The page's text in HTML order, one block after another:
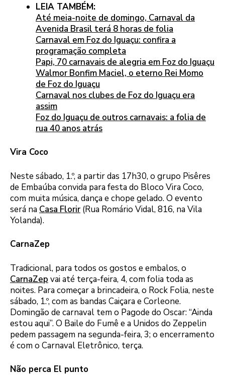
LEIA TAMBÉM:
Até meia-noite de domingo, Carnaval da
Avenida Brasil terá 8 horas de folia
Carnaval em Foz do Iguaçu: confira a
programação completa
Papi, 70 carnavais de alegria em Foz do Iguaçu
Walmor Bonfim Maciel, o eterno Rei Momo
de Foz do Iguaçu
Carnaval nos clubes de Foz do Iguaçu era
assim
Foz do Iguaçu de outros carnavais: a folia de
rua 40 anos atrás
Vira Coco
Neste sábado, 1.º, a partir das 17h30, o grupo Pisêres
de Embaúba convida para festa do Bloco Vira Coco,
com muita música, dança e chope gelado. O evento
será na Casa Florir (Rua Romário Vidal, 816, na Vila
Yolanda).
CarnaZep
Tradicional, para todos os gostos e embalos, o
CarnaZep vai até terça-feira, 4, com folia toda as
noites. Para começar a brincadeira, o Rock Folia, neste
sábado, 1.º, com as bandas Caiçara e Corleone.
Domingão de carnaval tem o Pagode do Oscar: “Ainda
estou aqui”. O Baile do Fumê e a Unidos do Zeppelin
pedem passagem na segunda-feira, 3; o encerramento
é com o Carnaval Eletrônico, terça.
Não perca El punto